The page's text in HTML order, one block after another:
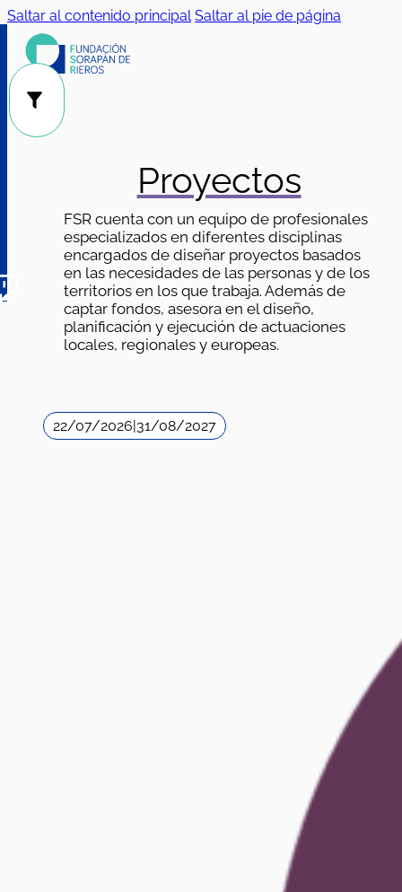
Saltar al contenido principal Saltar al pie de página
Proyectos
FSR cuenta con un equipo de profesionales
especializados en diferentes disciplinas
encargados de diseñar proyectos basados
en las necesidades de las personas y de los
territorios en los que trabaja. Además de
captar fondos, asesora en el diseño,
planificación y ejecución de actuaciones
locales, regionales y europeas.
22/07/2026|31/08/2027